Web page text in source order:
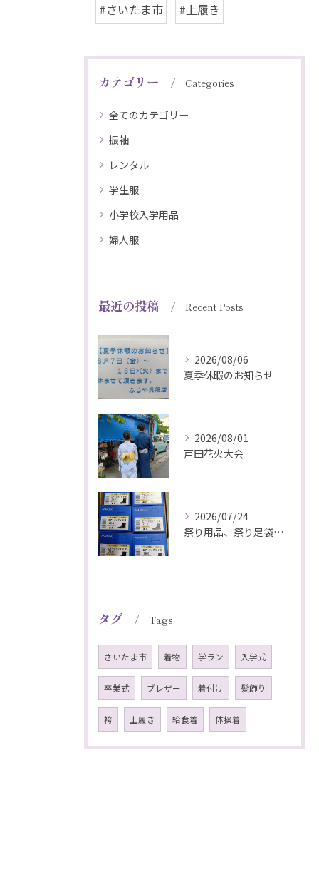
#さいたま市 #上履き
カテゴリー Categories
全てのカテゴリー
振袖
レンタル
学生服
小学校入学用品
婦人服
最近の投稿 Recent Posts
2026/08/06
夏季休暇のお知らせ
2026/08/01
戸田花火大会
2026/07/24
祭り用品、祭り足袋特価販売中
タグ Tags
さいたま市 着物 学ラン 入学式
卒業式 ブレザー 着付け 髪飾り
袴 上履き 給食着 体操着